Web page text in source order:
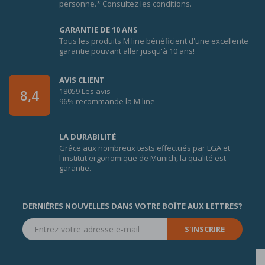
personne.* Consultez les conditions.
GARANTIE DE 10 ANS
Tous les produits M line bénéficient d'une excellente
garantie pouvant aller jusqu'à 10 ans!
8,4
AVIS CLIENT
18059 Les avis
96% recommande la M line
LA DURABILITÉ
Grâce aux nombreux tests effectués par LGA et
l'institut ergonomique de Munich, la qualité est
garantie.
DERNIÈRES NOUVELLES DANS VOTRE BOÎTE AUX LETTRES?
S'INSCRIRE